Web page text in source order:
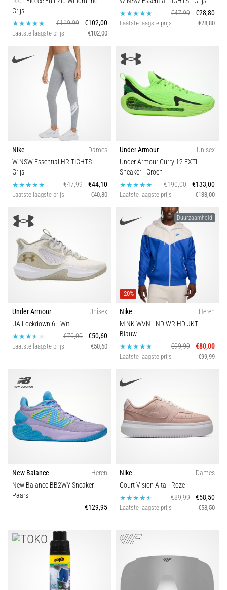
Grijs
€119,99
€102,00
Laatste laagste prijs €102,00
€47,99
€28,80
Laatste laagste prijs €28,80
Nike
Dames
W NSW Essential HR TIGHTS-
Grijs
€47,99
€44,10
Laatste laagste prijs €40,80
Under Armour
Unisex
Under Armour Curry 12 EXTL
Sneaker- Groen
€190,00
€133,00
Laatste laagste prijs €133,00
Under Armour
Unisex
UA Lockdown 6 - Wit
€70,00
€50,60
Laatste laagste prijs €50,60
Duurzaamheid
-20%
Nike
Heren
M NK WVN LND WR HD JKT-
Blauw
€99,99
€80,00
Laatste laagste prijs €99,99
New Balance
Heren
New Balance BB2WY Sneaker-
Paars
€129,95
Nike
Dames
Court Vision Alta - Roze
€89,99
€58,50
Laatste laagste prijs €58,50